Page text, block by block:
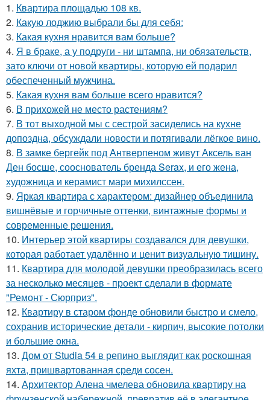
1. Квартира площадью 108 кв.
2. Какую лоджию выбрали бы для себя:
3. Какая кухня нравится вам больше?
4. Я в браке, а у подруги - ни штампа, ни обязательств,
зато ключи от новой квартиры, которую ей подарил
обеспеченный мужчина.
5. Какая кухня вам больше всего нравится?
6. В прихожей не место растениям?
7. В тот выходной мы с сестрой засиделись на кухне
допоздна, обсуждали новости и потягивали лёгкое вино.
8. В замке бергейк под Антверпеном живут Аксель ван
Ден босше, сооснователь бренда Serax, и его жена,
художница и керамист мари михилссен.
9. Яркая квартира с характером: дизайнер объединила
вишнёвые и горчичные оттенки, винтажные формы и
современные решения.
10. Интерьер этой квартиры создавался для девушки,
которая работает удалённо и ценит визуальную тишину.
11. Квартира для молодой девушки преобразилась всего
за несколько месяцев - проект сделали в формате
"Ремонт - Сюрприз".
12. Квартиру в старом фонде обновили быстро и смело,
сохранив исторические детали - кирпич, высокие потолки
и большие окна.
13. Дом от Studia 54 в репино выглядит как роскошная
яхта, пришвартованная среди сосен.
14. Архитектор Алена чмелева обновила квартиру на